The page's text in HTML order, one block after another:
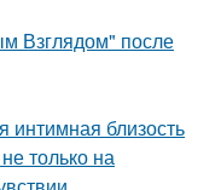
Взглядом" после
интимная близость
только на